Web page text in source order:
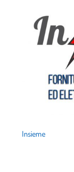
Insieme